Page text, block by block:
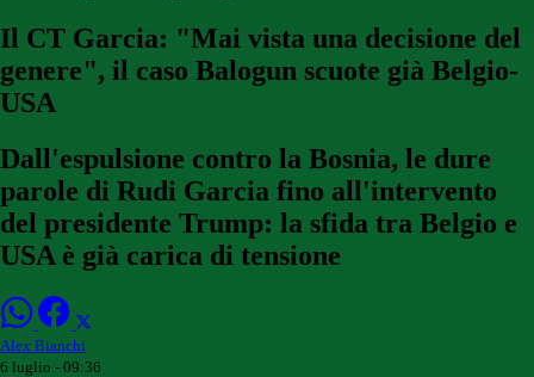
Il CT Garcia: "Mai vista una decisione del
genere", il caso Balogun scuote già Belgio-
USA
Dall'espulsione contro la Bosnia, le dure
parole di Rudi Garcia fino all'intervento
del presidente Trump: la sfida tra Belgio e
USA è già carica di tensione
Alex Bianchi
6 luglio - 09:36